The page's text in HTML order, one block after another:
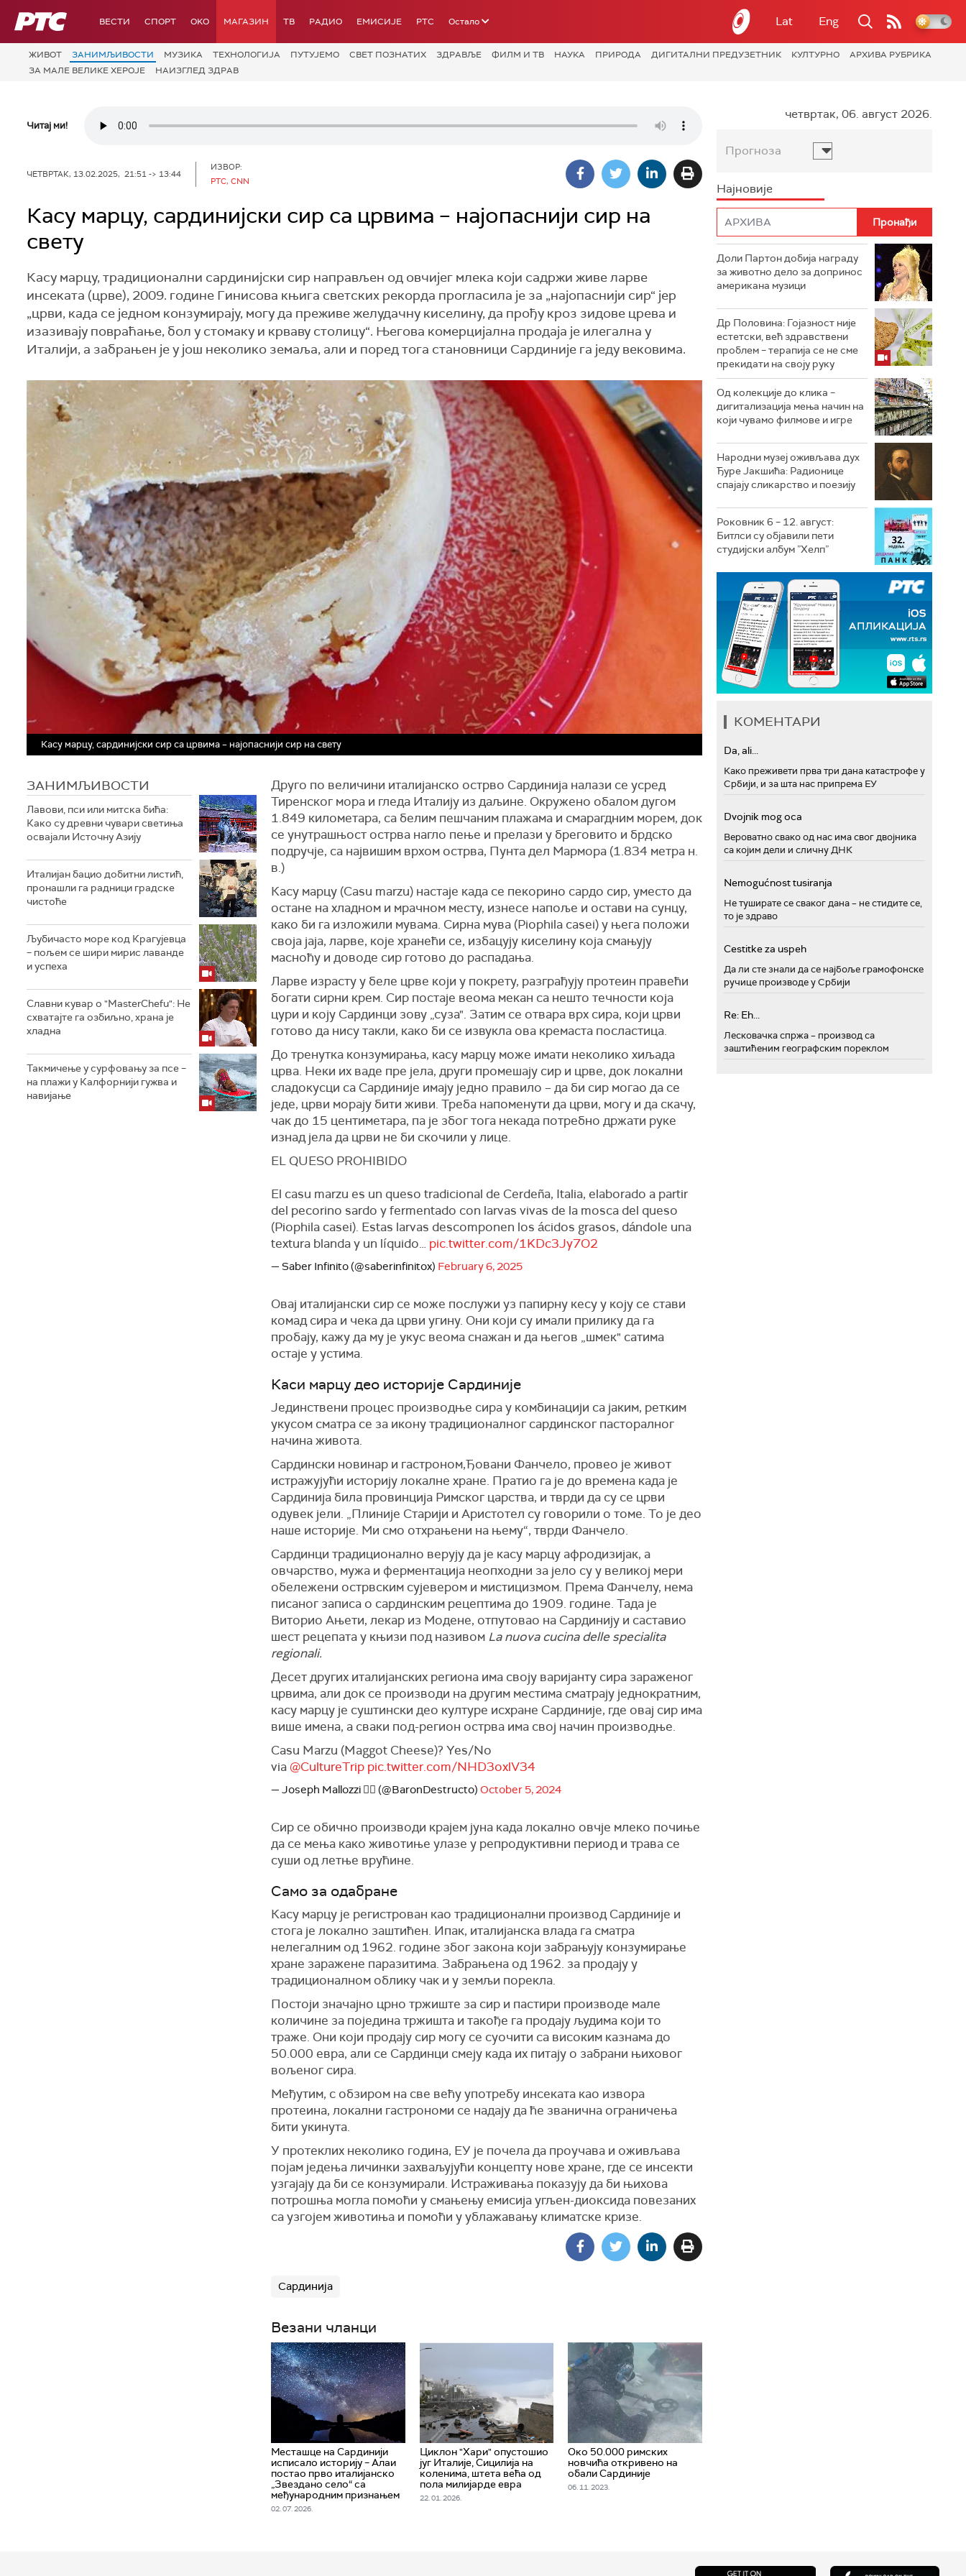
РТС ВЕСТИ СПОРТ OKO МАГАЗИН ТВ РАДИО ЕМИСИЈЕ РТС Остало Lat Eng
ЖИВОТ ЗАНИМЉИВОСТИ МУЗИКА ТЕХНОЛОГИЈA ПУТУЈЕМО СВЕТ ПОЗНАТИХ ЗДРАВЉЕ ФИЛМ И ТВ НАУКА ПРИРОДА ДИГИТАЛНИ ПРЕДУЗЕТНИК КУЛТУРНО
АРХИВА РУБРИКА
ЗА МАЛЕ ВЕЛИКЕ ХЕРОЈЕ
НАИЗГЛЕД ЗДРАВ
Читај ми!
ЧЕТВРТАК, 13.02.2025, 21:51 -> 13:44
ИЗВОР:
РТС, CNN
Касу марцу, сардинијски сир са црвима – најопаснији сир на
свету
Касу марцу, традиционални сардинијски сир направљен од овчијег млека који садржи живе ларве
инсеката (црве), 2009. године Гинисова књига светских рекорда прогласила је за „најопаснији сир“ јер
„црви, када се једном конзумирају, могу да преживе желудачну киселину, да прођу кроз зидове црева и
изазивају повраћање, бол у стомаку и крваву столицу“. Његова комерцијална продаја је илегална у
Италији, а забрањен је у још неколико земаља, али и поред тога становници Сардиније га једу вековима.
Касу марцу, сардинијски сир са црвима – најопаснији сир на свету
ЗАНИМЉИВОСТИ
Лавови, пси или митска бића:
Како су древни чувари светиња
освајали Источну Азију
Италијан бацио добитни листић,
пронашли га радници градске
чистоће
Љубичасто море код Крагујевца
– пољем се шири мирис лаванде
и успеха
Славни кувар о "MasterChefu": Не
схватајте га озбиљно, храна је
хладна
Такмичење у сурфовању за псе –
на плажи у Калфорнији гужва и
навијање
Друго по величини италијанско острво Сардинија налази се усред
Тиренског мора и гледа Италију из даљине. Окружено обалом дугом
1.849 километара, са белим пешчаним плажама и смарагдним морем, док
се унутрашњост острва нагло пење и прелази у бреговито и брдско
подручје, са највишим врхом острва, Пунта дел Мармора (1.834 метра н.
в.)
Касу марцу (Casu marzu) настаје када се пекорино сардо сир, уместо да
остане на хладном и мрачном месту, изнесе напоље и остави на сунцу,
како би га изложили мувама. Сирна мува (Piophila casei) у њега положи
своја јаја, ларве, које хранећи се, избацују киселину која смањују
масноћу и доводе сир готово до распадања.
Ларве израсту у беле црве који у покрету, разграђују протеин правећи
богати сирни крем. Сир постаје веома мекан са нешто течности која
цури и коју Сардинци зову „суза". Затим се отвара врх сира, који црви
готово да нису такли, како би се извукла ова кремаста посластица.
До тренутка конзумирања, касу марцу може имати неколико хиљада
црва. Неки их ваде пре јела, други промешају сир и црве, док локални
сладокусци са Сардиније имају једно правило – да би сир могао да се
једе, црви морају бити живи. Треба напоменути да црви, могу и да скачу,
чак до 15 центиметара, па је због тога некада потребно држати руке
изнад јела да црви не би скочили у лице.
EL QUESO PROHIBIDO
El casu marzu es un queso tradicional de Cerdeña, Italia, elaborado a partir
del pecorino sardo y fermentado con larvas vivas de la mosca del queso
(Piophila casei). Estas larvas descomponen los ácidos grasos, dándole una
textura blanda y un líquido… pic.twitter.com/1KDc3Jy7O2
— Saber Infinito (@saberinfinitox) February 6, 2025
Овај италијански сир се може послужи уз папирну кесу у коју се стави
комад сира и чека да црви угину. Они који су имали прилику да га
пробају, кажу да му је укус веома снажан и да његов „шмек" сатима
остаје у устима.
Каси марцу део историје Сардиније
Јединствени процес производње сира у комбинацији са јаким, ретким
укусом сматра се за икону традиционалног сардинског пасторалног
начина живота.
Сардински новинар и гастроном,Ђовани Фанчело, провео је живот
истражујући историју локалне хране. Пратио га је до времена када је
Сардинија била провинција Римског царства, и тврди да су се црви
одувек јели. „Плиније Стaрији и Аристотел су говорили о томе. То је део
наше историје. Ми смо отхрањени на њему“, тврди Фанчело.
Сардинци традиционално верују да је касу марцу афродизијак, а
овчарство, мужа и ферментација неопходни за јело су у великој мери
обележени острвским сујевером и мистицизмом. Према Фанчелу, нема
писаног записа о сардинским рецептима до 1909. године. Тада је
Виторио Ањети, лекар из Модене, отпутовао на Сардинију и саставио
шест рецепата у књизи под називом La nuova cucina delle specialita
regionali.
Десет других италијанских региона има своју варијанту сира зараженог
црвима, али док се производи на другим местима сматрају једнократним,
касу марцу је суштински део културе исхране Сардиније, где овај сир има
више имена, а сваки под-регион острва има свој начин производње.
Casu Marzu (Maggot Cheese)? Yes/No
via @CultureTrip pic.twitter.com/NHD3oxlV34
— Joseph Mallozzi 🏴‍☠️ (@BaronDestructo) October 5, 2024
Сир се обично производи крајем јуна када локално овчје млеко почиње
да се мења како животиње улазе у репродуктивни период и трава се
суши од летње врућине.
Само за одабране
Касу марцу је регистрован као традиционални производ Сардиније и
стога је локално заштићен. Ипак, италијанска влада га сматра
нелегалним од 1962. године због закона који забрањују конзумирање
хране заражене паразитима. Забрањена од 1962. за продају у
традиционалном облику чак и у земљи порекла.
Постоји значајно црно тржиште за сир и пастири производе мале
количине за поједина тржишта и такође га продају људима који то
траже. Они који продају сир могу се суочити са високим казнама до
50.000 евра, али се Сардинци смеју када их питају о забрани њиховог
вољеног сира.
Међутим, с обзиром на све већу употребу инсеката као извора
протеина, локални гастрономи се надају да ће званична ограничења
бити укинута.
У протеклих неколико година, ЕУ је почела да проучава и оживљава
појам једења личинки захваљујући концепту нове хране, где се инсекти
узгајају да би се конзумирали. Истраживања показују да би њихова
потрошња могла помоћи у смањењу емисија угљен-диоксида повезаних
са узгојем животиња и помоћи у ублажавању климатске кризе.
Сардинија
Везани чланци
Месташце на Сардинији
исписало историју – Алаи
постао прво италијанско
„Звездано село“ са
међународним признањем
02. 07. 2026.
Циклон "Хари" опустошио
југ Италије, Сицилија на
коленима, штета већа од
пола милијарде евра
22. 01. 2026.
Око 50.000 римских
новчића откривено на
обали Сардиније
06. 11. 2023.
четвртак, 06. август 2026.
Прогноза
Најновије
Доли Партон добија награду
за животно дело за допринос
американа музици
Др Половина: Гојазност није
естетски, већ здравствени
проблем – терапија се не сме
прекидати на своју руку
Од колекције до клика –
дигитализација мења начин на
који чувамо филмове и игре
Народни музеј оживљава дух
Ђуре Јакшића: Радионице
спајају сликарство и поезију
Роковник 6 – 12. август:
Битлси су објавили пети
студијски албум ”Хелп”
КОМЕНТАРИ
Da, ali...
Како преживети прва три дана катастрофе у
Србији, и за шта нас припрема ЕУ
Dvojnik mog oca
Вероватно свако од нас има свог двојника
са којим дели и сличну ДНК
Nemogućnost tusiranja
Не туширате се сваког дана – не стидите се,
то је здраво
Cestitke za uspeh
Да ли сте знали да се најбоље грамофонске
ручице производе у Србији
Re: Eh...
Лесковачка спржа – производ са
заштићеним географским пореклом